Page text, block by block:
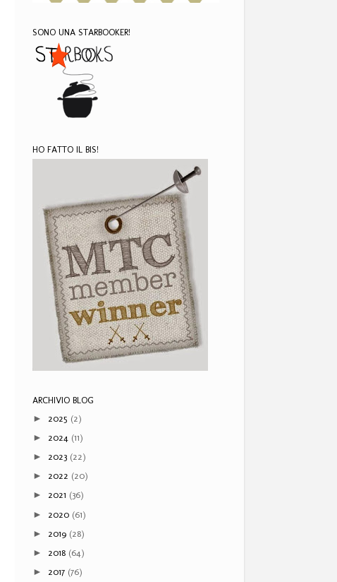
SONO UNA STARBOOKER!
HO FATTO IL BIS!
ARCHIVIO BLOG
► 2025 (2)
► 2024 (11)
► 2023 (22)
► 2022 (20)
► 2021 (36)
► 2020 (61)
► 2019 (28)
► 2018 (64)
► 2017 (76)